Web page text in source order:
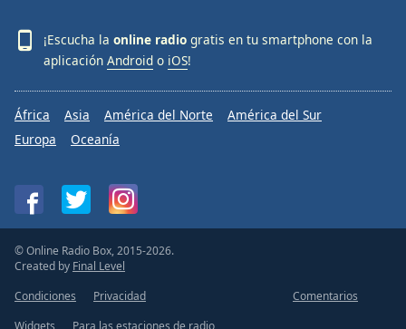
¡Escucha la online radio gratis en tu smartphone con la
aplicación Android o iOS!
África Asia América del Norte
América del Sur
Europa
Oceanía
© Online Radio Box, 2015-2026.
Created by Final Level
Condiciones
Privacidad
Comentarios
Widgets
Para las estaciones de radio